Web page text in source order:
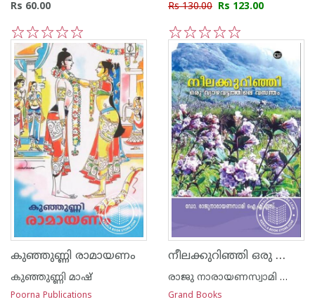
Rs 60.00
3
2
1
Rs 130.00 Rs 123.00
5
4
3
2
കുഞ്ഞുണ്ണി രാമായണം
കുഞ്ഞുണ്ണി മാഷ്‌
Poorna Publications
നീലക്കുറിഞ്ഞി ഒരു വ്യാഴവട്ടത്തിന്റ വസന്തം
രാജു നാരായണസ്വാമി ഐ എ എസ്
Grand Books